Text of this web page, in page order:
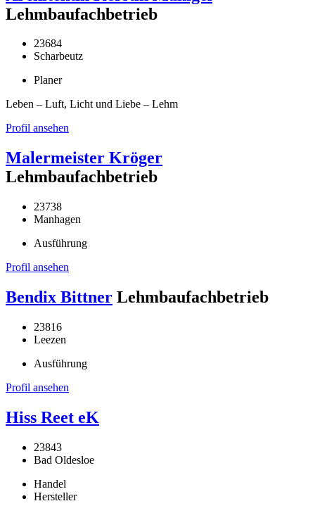
Lehmbaufachbetrieb
23684
Scharbeutz
Planer
Leben – Luft, Licht und Liebe – Lehm
Profil ansehen
Malermeister Kröger
Lehmbaufachbetrieb
23738
Manhagen
Ausführung
Profil ansehen
Bendix Bittner Lehmbaufachbetrieb
23816
Leezen
Ausführung
Profil ansehen
Hiss Reet eK
23843
Bad Oldesloe
Handel
Hersteller